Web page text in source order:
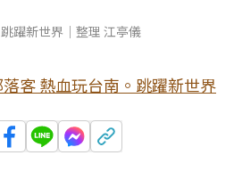
躍新世界｜整理 江亭儀
落客 熱血玩台南。跳躍新世界